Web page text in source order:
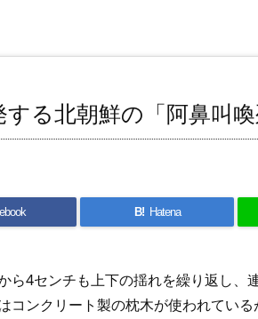
る北朝鮮の「阿鼻叫喚
B! Hatena
ら4センチも上下の揺れを繰り返し、
コンクリート製の枕木が使われてい